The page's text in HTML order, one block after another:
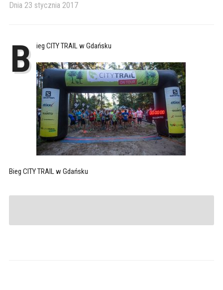
Dnia 23 stycznia 2017
B ieg CITY TRAIL w Gdańsku
Bieg CITY TRAIL w Gdańsku